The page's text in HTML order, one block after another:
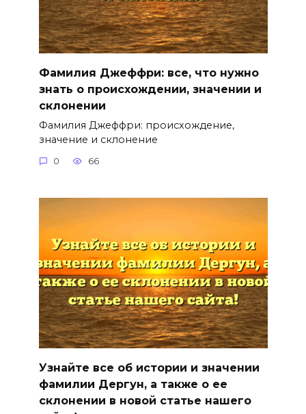
Фамилия Джеффри: все, что нужно
знать о происхождении, значении и
склонении
Фамилия Джеффри: происхождение,
значение и склонение
0 66
Узнайте все об истории и значении
фамилии Дергун, а также о ее
склонении в новой статье нашего